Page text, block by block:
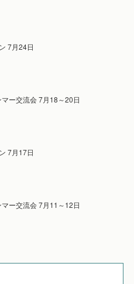
7月24日
マー交流会 7月18～20日
7月17日
マー交流会 7月11～12日